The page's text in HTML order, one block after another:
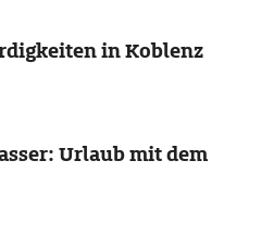
in Koblenz
Urlaub mit dem